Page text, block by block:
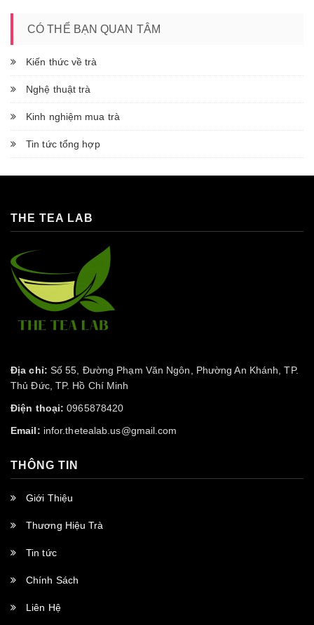
CÓ THỂ BẠN QUAN TÂM
Kiến thức về trà
Nghệ thuật trà
Kinh nghiệm mua trà
Tin tức tổng hợp
THE TEA LAB
Địa chỉ: Số 55, Đường Phạm Văn Ngôn, Phường An Khánh, TP.
Thủ Đức, TP. Hồ Chí Minh
Điện thoại: 0965878420
Email: infor.thetealab.us@gmail.com
THÔNG TIN
Giới Thiệu
Thương Hiệu Trà
Tin tức
Chính Sách
Liên Hệ